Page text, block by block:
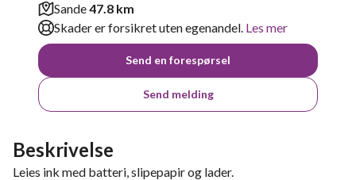
Sande47.8 km
Skader er forsikret uten egenandel. Les mer
Send en forespørsel
Send melding
Beskrivelse
Leies ink med batteri, slipepapir og lader.